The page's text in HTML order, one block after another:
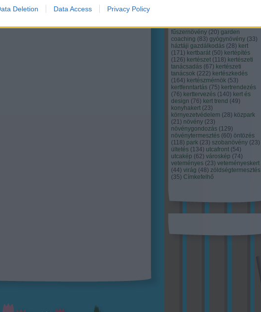
Deletion Data Access Privacy Policy
Budapest (45) dísznövény (116)
fűszernövény (20) garden
coaching (83) gyógynövény (33)
háztáji gazdálkodás (28) kert
(171) kertbarát (50) kertépítés
(126) kertészet (118) kertészeti
tanácsadás (67) kertészeti
tanácsok (222) kertészkedés
(164) kertészmérnök (53)
kertfenntartás (75) kertrendezés
(76) kerttervezés (140) kert és
design (76) kert trend (49)
konyhakert (23)
környezetvédelem (28) közpark
(21) növény (23)
növénygondozás (129)
növénytermesztés (60) öntözés
(118) park (23) szobanövény (23)
ültetés (134) utcafront (54)
utcakép (62) városkép (74)
veteményes (23) veteményeskert
(44) virág (48) zöldségtermesztés
(35) Címkefelhő